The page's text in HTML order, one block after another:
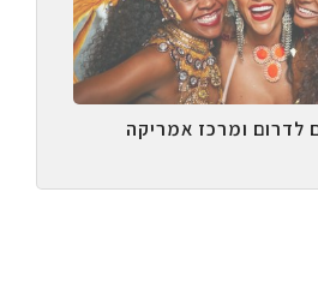
לדרום ומרכז אמריקה